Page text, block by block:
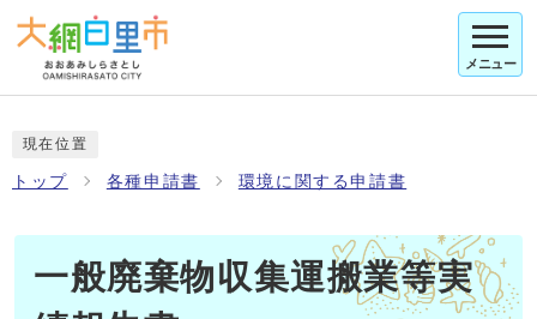
メニュー
現在位置
トップ 各種申請書 環境に関する申請書
一般廃棄物収集運搬業等実